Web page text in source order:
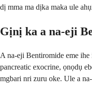
dị mma ma dịka maka ule
Gịnị ka a na-eji
A na-eji Bentiromide eme
pancreatic exocrine, ọnọdụ
mgbari nri zuru oke. Ule a